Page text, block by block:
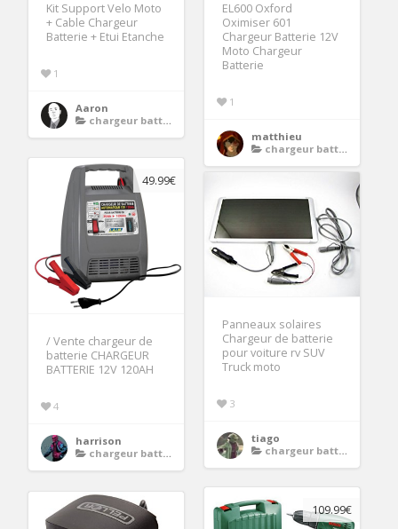
Kit Support Velo Moto
+ Cable Chargeur
Batterie + Etui Etanche
1
Aaron
chargeur batterie moto
EL600 Oxford
Oximiser 601
Chargeur Batterie 12V
Moto Chargeur
Batterie
1
matthieu
chargeur batterie moto
49.99€
/ Vente chargeur de
batterie CHARGEUR
BATTERIE 12V 120AH
4
harrison
chargeur batterie moto
Panneaux solaires
Chargeur de batterie
pour voiture rv SUV
Truck moto
3
tiago
chargeur batterie moto
109.99€